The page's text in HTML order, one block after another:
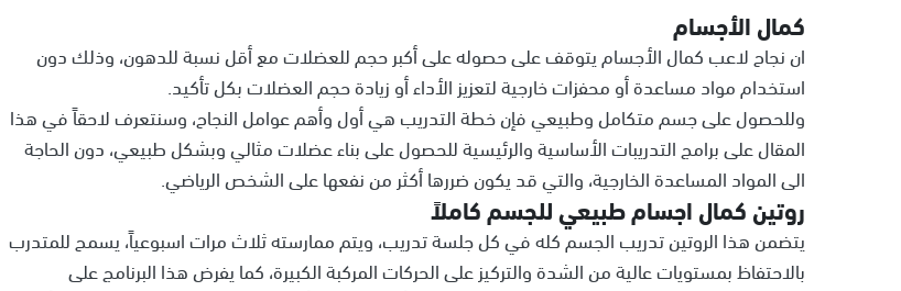
كمال الأجسام
ان نجاح لاعب كمال الأجسام يتوقف على حصوله على أكبر حجم للعضلات مع أقل نسبة للدهون، وذلك دون
استخدام مواد مساعدة أو محفزات خارجية لتعزيز الأداء أو زيادة حجم العضلات بكل تأكيد.
وللحصول على جسم متكامل وطبيعي فإن خطة التدريب هي أول وأهم عوامل النجاح، وسنتعرف لاحقاً في هذا
المقال على برامج التدريبات الأساسية والرئيسية للحصول على بناء عضلات مثالي وبشكل طبيعي، دون الحاجة
الى المواد المساعدة الخارجية، والتي قد يكون ضررها أكثر من نفعها على الشخص الرياضي.
روتين كمال اجسام طبيعي للجسم كاملاً
يتضمن هذا الروتين تدريب الجسم كله في كل جلسة تدريب، ويتم ممارسته ثلاث مرات اسبوعياً، يسمح للمتدرب
بالاحتفاظ بمستويات عالية من الشدة والتركيز على الحركات المركبة الكبيرة، كما يفرض هذا البرنامج على